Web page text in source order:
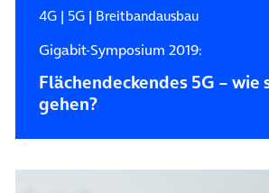
4G| 5G| Breitbandausbau
Gigabit-Symposium 2019:
Flächendeckendes 5G – wie
gehen?